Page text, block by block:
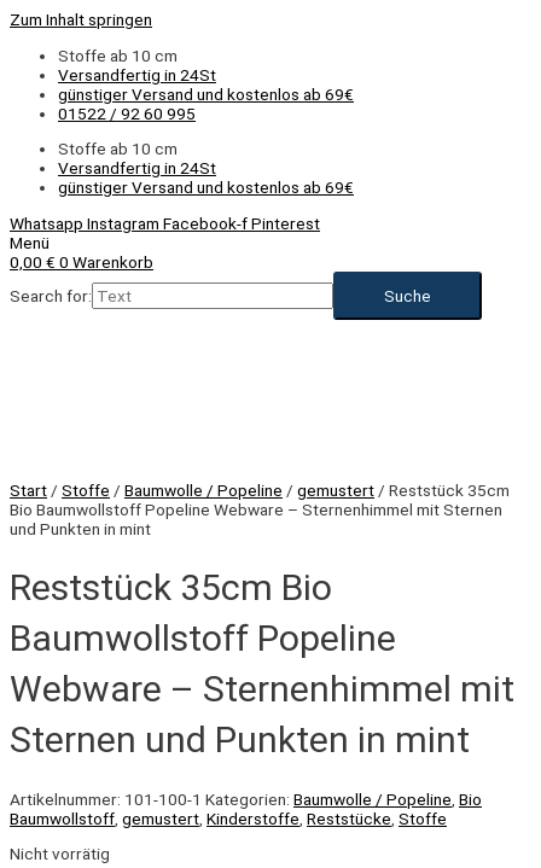
Zum Inhalt springen
Stoffe ab 10 cm
Versandfertig in 24St
günstiger Versand und kostenlos ab 69€
01522 / 92 60 995
Stoffe ab 10 cm
Versandfertig in 24St
günstiger Versand und kostenlos ab 69€
Whatsapp Instagram Facebook-fPinterest
Menü
0,00 € 0 Warenkorb
Search for:
Start / Stoffe / Baumwolle / Popeline / gemustert / Reststück 35cm
Bio Baumwollstoff Popeline Webware – Sternenhimmel mit Sternen
und Punkten in mint
Reststück 35cm Bio
Baumwollstoff Popeline
Webware – Sternenhimmel mit
Sternen und Punkten in mint
Artikelnummer: 101-100-1 Kategorien: Baumwolle / Popeline Bio
Baumwollstoff gemustert Kinderstoffe Reststücke Stoffe
Nicht vorrätig